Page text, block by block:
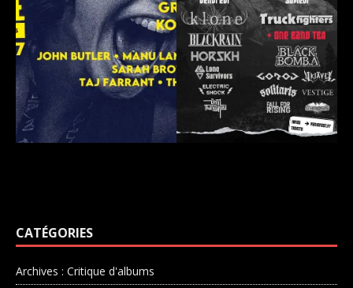
CATÉGORIES
Archives : Critique d'albums